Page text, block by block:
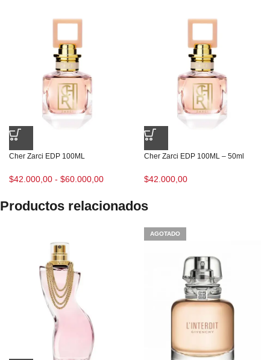
Cher Zarci EDP 100ML
$42.000,00 - $60.000,00
Cher Zarci EDP 100ML – 50ml
$42.000,00
Productos relacionados
AGOTADO